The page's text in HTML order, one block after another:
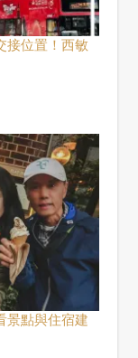
接位置！西敏
景點與住宿建